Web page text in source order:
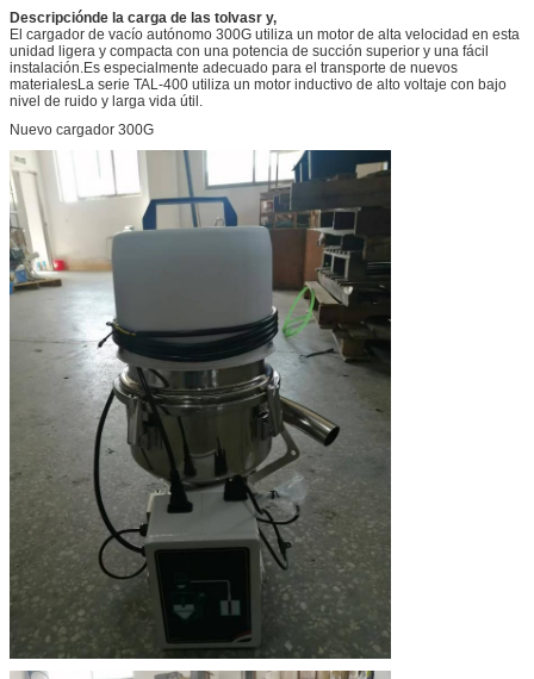
Descripciónde la carga de las tolvasr y,
El cargador de vacío autónomo 300G utiliza un motor de alta velocidad en esta
unidad ligera y compacta con una potencia de succión superior y una fácil
instalación.Es especialmente adecuado para el transporte de nuevos
materialesLa serie TAL-400 utiliza un motor inductivo de alto voltaje con bajo
nivel de ruido y larga vida útil.
Nuevo cargador 300G